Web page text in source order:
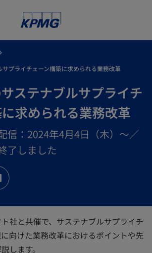
サプライチェーン構築に求められる業務改革
ステナブルサプライチ
求められる業務改革
信：2024年4月4日（木）～／
了しました
し
い
社と共催で、サステナブルサプライチ
向けた業務改革におけるポイントや先
します。